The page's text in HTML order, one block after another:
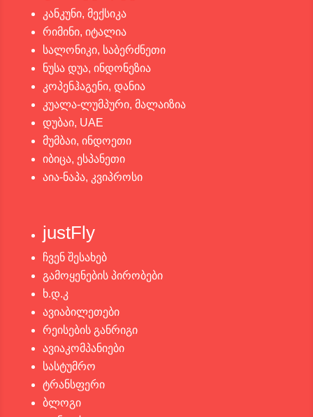
კანკუნი, მექსიკა
რიმინი, იტალია
სალონიკი, საბერძნეთი
ნუსა დუა, ინდონეზია
კოპენჰაგენი, დანია
კუალა-ლუმპური, მალაიზია
დუბაი, UAE
მუმბაი, ინდოეთი
იბიცა, ესპანეთი
აია-ნაპა, კვიპროსი
justFly
ჩვენ შესახებ
გამოყენების პირობები
ხ.დ.კ
ავიაბილეთები
რეისების განრიგი
ავიაკომპანიები
სასტუმრო
ტრანსფერი
ბლოგი